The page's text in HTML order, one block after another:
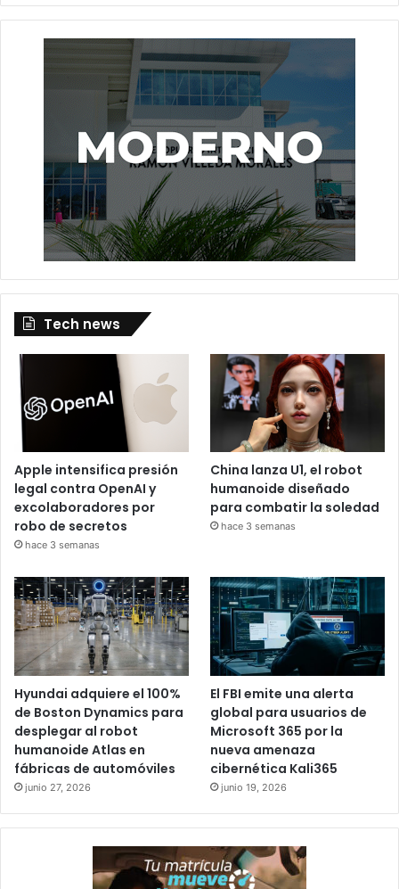
Tech news
Apple intensifica presión
legal contra OpenAI y
excolaboradores por
robo de secretos
hace 3 semanas
China lanza U1, el robot
humanoide diseñado
para combatir la soledad
hace 3 semanas
Hyundai adquiere el 100%
de Boston Dynamics para
desplegar al robot
humanoide Atlas en
fábricas de automóviles
junio 27, 2026
El FBI emite una alerta
global para usuarios de
Microsoft 365 por la
nueva amenaza
cibernética Kali365
junio 19, 2026